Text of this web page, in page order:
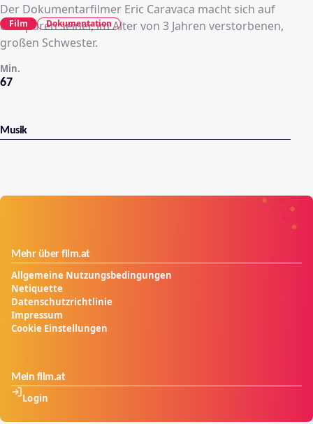
Der Dokumentarfilmer Eric Caravaca macht sich auf
die Spuren seiner, im Alter von 3 Jahren verstorbenen,
großen Schwester.
67
Min.
Film Dokumentation
Musik
Mehr über film.at
Allgemeine Nutzungsbedingungen
Netiquette
Datenschutzrichtlinie
Impressum
Cookie Einstellungen
Mein film.at
Login